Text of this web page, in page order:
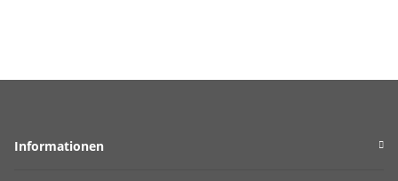
Informationen